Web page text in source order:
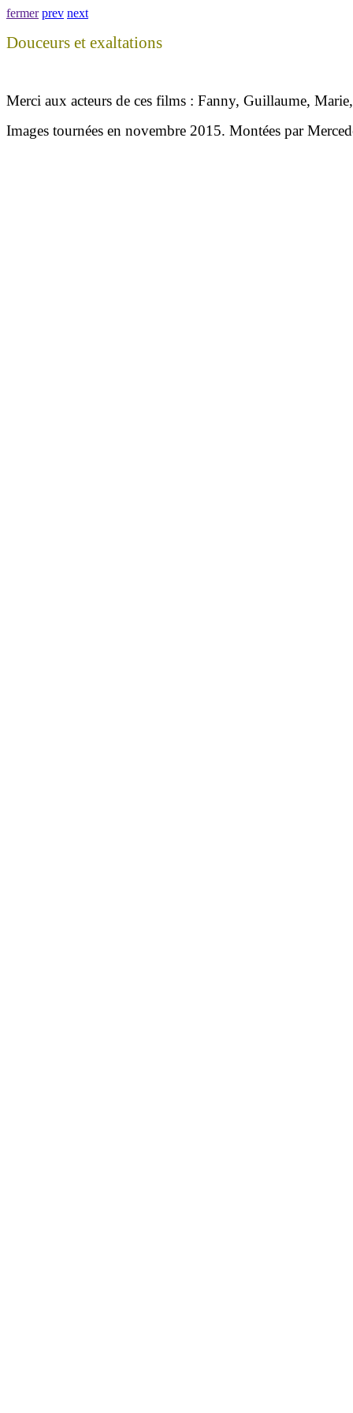
fermer prev next
Douceurs et exaltations
Merci aux acteurs de ces films : Fanny, Guillaume,
Images tournées en novembre 2015. Montées par